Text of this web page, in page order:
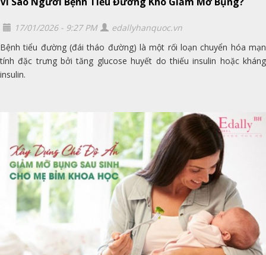
17/01/2026 - 9:27 PM
edallyhanquoc.vn
Bệnh tiểu đường (đái tháo đường) là một rối loạn chuyển hóa mạn
tính đặc trưng bởi tăng glucose huyết do thiếu insulin hoặc kháng
insulin.